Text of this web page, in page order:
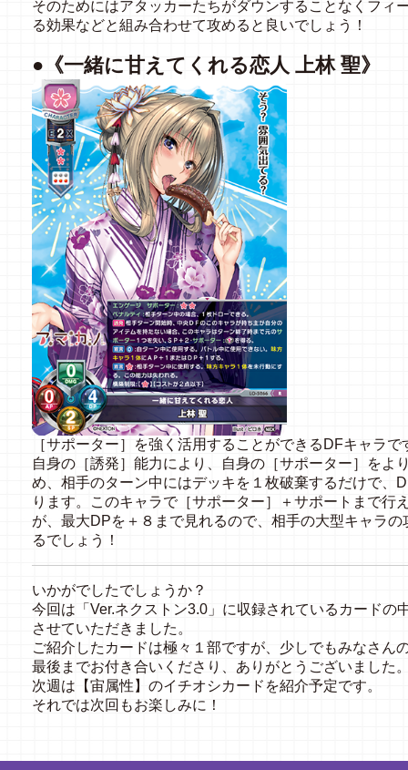
そのためにはアタッカーたちがダウンすることなくフィ
る効果などと組み合わせて攻めると良いでしょう！
●《一緒に甘えてくれる恋人 上林 聖》
［サポーター］を強く活用することができるDFキャラで
自身の［誘発］能力により、自身の［サポーター］をよ
め、相手のターン中にはデッキを１枚破棄するだけで、
ります。このキャラで［サポーター］＋サポートまで行
が、最大DPを＋８まで見れるので、相手の大型キャラ
るでしょう！
いかがでしたでしょうか？
今回は「Ver.ネクストン3.0」に収録されているカードの
させていただきました。
ご紹介したカードは極々１部ですが、少しでもみなさん
最後までお付き合いくださり、ありがとうございました
次週は【宙属性】のイチオシカードを紹介予定です。
それでは次回もお楽しみに！